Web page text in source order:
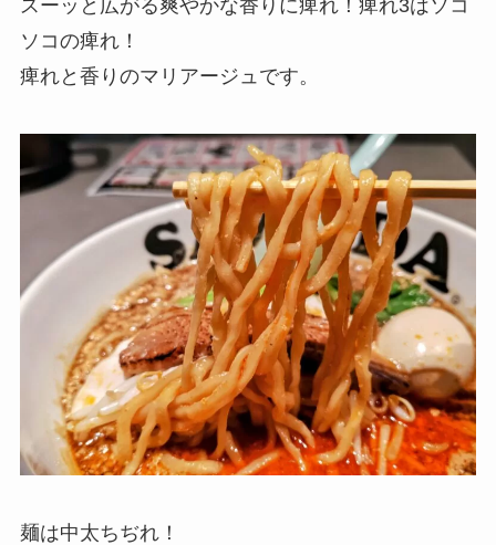
スーッと広がる爽やかな香りに痺れ！痺れ3はソコ
ソコの痺れ！
痺れと香りのマリアージュです。
麺は中太ちぢれ！